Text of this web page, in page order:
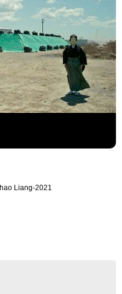
Liang-2021